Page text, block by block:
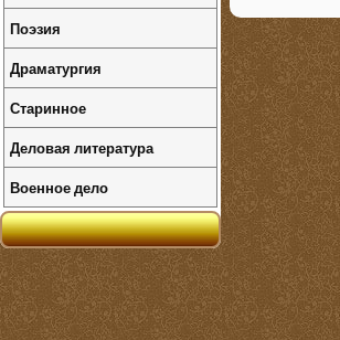
Поэзия
Драматургия
Старинное
Деловая литература
Военное дело